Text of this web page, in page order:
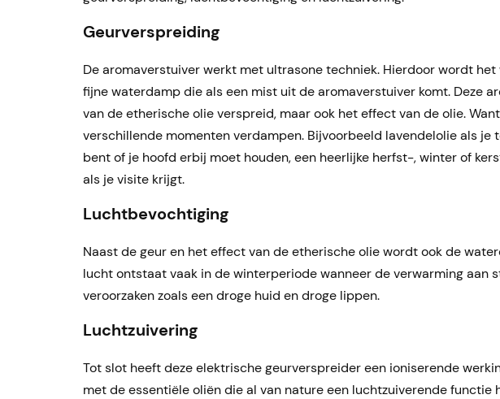
Geurverspreiding
De aromaverstuiver werkt met ultrasone techniek. Hierdoor wordt
fijne waterdamp die als een mist uit de aromaverstuiver komt. Deze
van de etherische olie verspreid, maar ook het effect van de olie.
verschillende momenten verdampen. Bijvoorbeeld lavendelolie als
bent of je hoofd erbij moet houden, een heerlijke herfst-, winter of
als je visite krijgt.
Luchtbevochtiging
Naast de geur en het effect van de etherische olie wordt ook de
lucht ontstaat vaak in de winterperiode wanneer de verwarming
veroorzaken zoals een droge huid en droge lippen.
Luchtzuivering
Tot slot heeft deze elektrische geurverspreider een ioniserende
met de essentiële oliën die al van nature een luchtzuiverende functie